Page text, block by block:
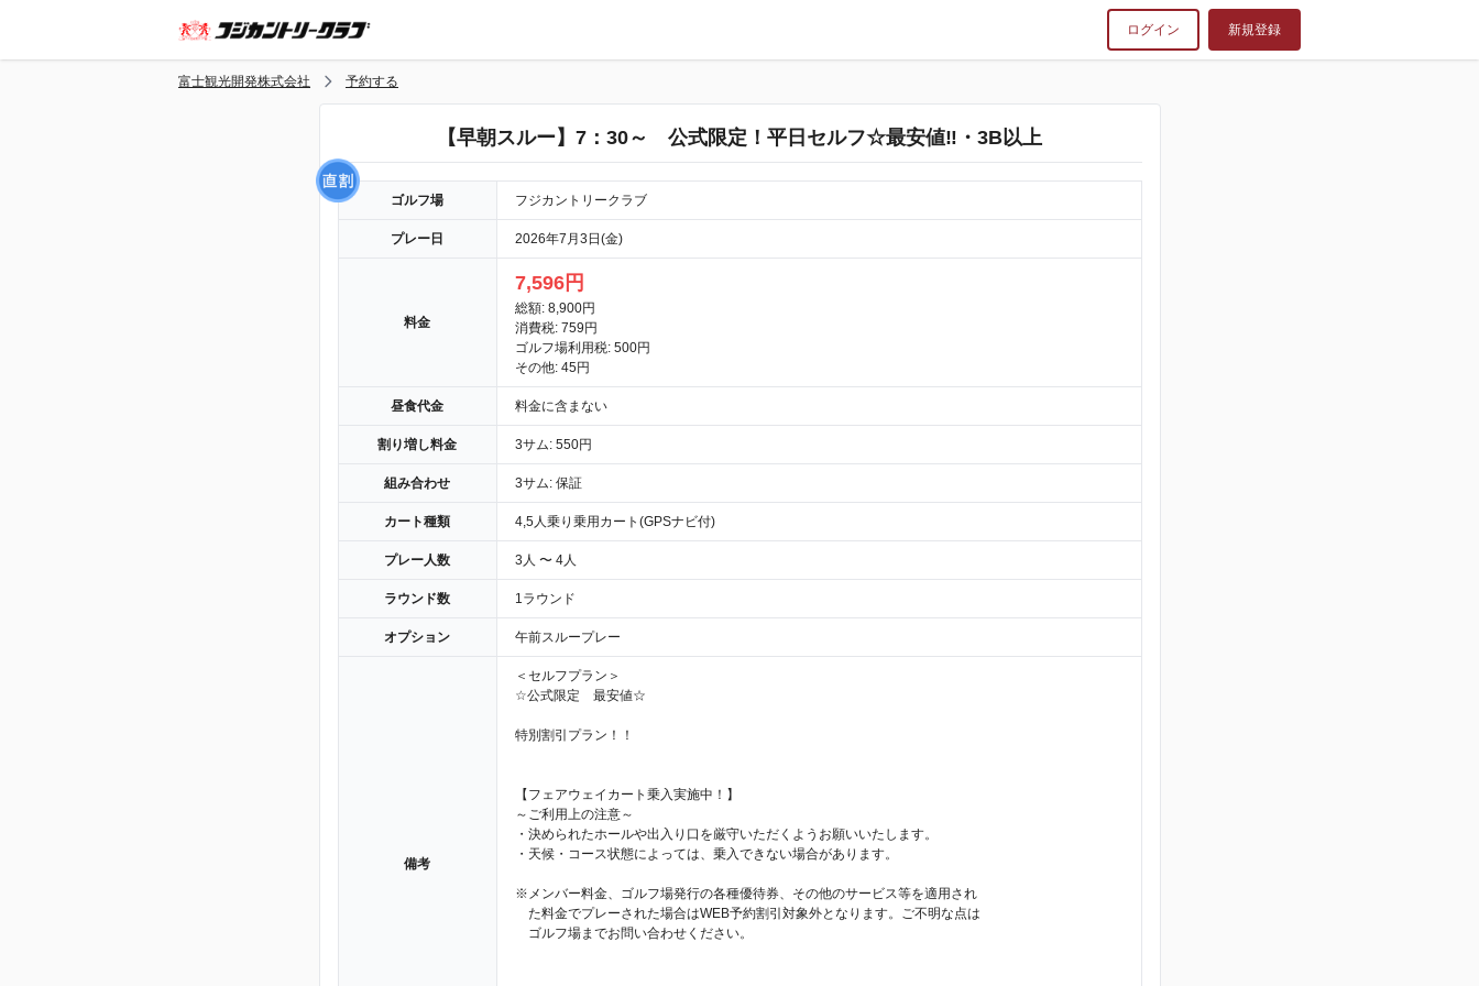
ログイン 新規登録
富士観光開発株式会社 予約する
【早朝スルー】7：30～ 公式限定！平日セルフ☆最安値‼・3B以上
ゴルフ場 フジカントリークラブ
プレー日 2026年7月3日(金)
料金
7,596円
総額: 8,900円
消費税: 759円
ゴルフ場利用税: 500円
その他: 45円
昼食代金 料金に含まない
割り増し料金 3サム: 550円
組み合わせ 3サム: 保証
カート種類 4,5人乗り乗用カート(GPSナビ付)
プレー人数 3人 〜 4人
ラウンド数 1ラウンド
オプション 午前スループレー
備考
＜セルフプラン＞
☆公式限定 最安値☆
特別割引プラン！！
【フェアウェイカート乗入実施中！】
～ご利用上の注意～
・決められたホールや出入り口を厳守いただくようお願いいたします。
・天候・コース状態によっては、乗入できない場合があります。
※メンバー料金、ゴルフ場発行の各種優待券、その他のサービス等を適用され
た料金でプレーされた場合はWEB予約割引対象外となります。ご不明な点は
ゴルフ場までお問い合わせください。